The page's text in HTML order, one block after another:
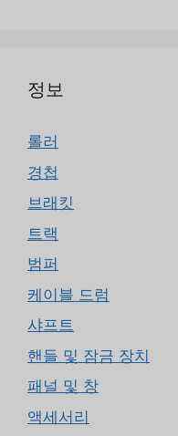
정보
롤러
경첩
브래킷
트랙
범퍼
케이블 드럼
샤프트
핸들 및 잠금 장치
패널 및 창
액세서리